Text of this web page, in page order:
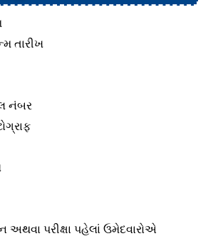
તારીખ
નંબર
અથવા પરીક્ષા પહેલાં ઉમેદવારોએ